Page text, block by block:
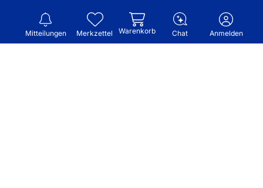
Mitteilungen Merkzettel Warenkorb Chat Anmelden